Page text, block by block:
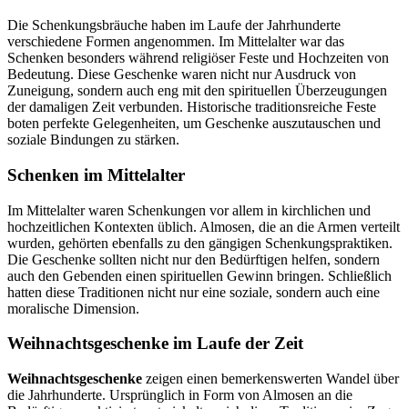
Die Schenkungsbräuche haben im Laufe der Jahrhunderte
verschiedene Formen angenommen. Im Mittelalter war das
Schenken besonders während religiöser Feste und Hochzeiten von
Bedeutung. Diese Geschenke waren nicht nur Ausdruck von
Zuneigung, sondern auch eng mit den spirituellen Überzeugungen
der damaligen Zeit verbunden. Historische traditionsreiche Feste
boten perfekte Gelegenheiten, um Geschenke auszutauschen und
soziale Bindungen zu stärken.
Schenken im Mittelalter
Im Mittelalter waren Schenkungen vor allem in kirchlichen und
hochzeitlichen Kontexten üblich. Almosen, die an die Armen verteilt
wurden, gehörten ebenfalls zu den gängigen Schenkungspraktiken.
Die Geschenke sollten nicht nur den Bedürftigen helfen, sondern
auch den Gebenden einen spirituellen Gewinn bringen. Schließlich
hatten diese Traditionen nicht nur eine soziale, sondern auch eine
moralische Dimension.
Weihnachtsgeschenke im Laufe der Zeit
Weihnachtsgeschenke zeigen einen bemerkenswerten Wandel über
die Jahrhunderte. Ursprünglich in Form von Almosen an die